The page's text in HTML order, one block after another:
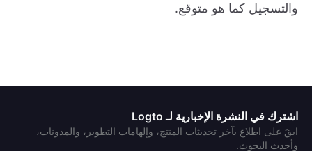
والتسجيل كما هو متوقع.
اشترك في النشرة الإخبارية لـ Logto
ابقَ على اطلاع بآخر تحديثات المنتج، وإلهامات التطوير، والمدونات،
وأحدث البحوث.